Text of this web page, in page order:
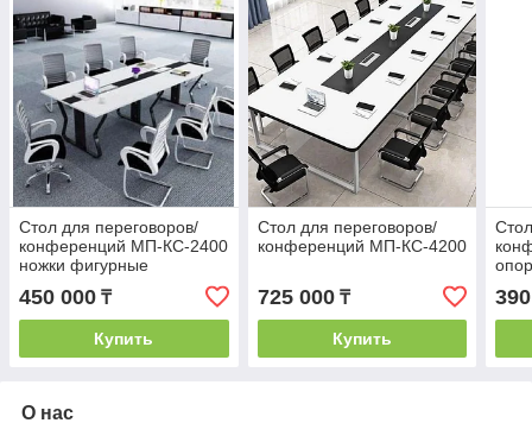
Стол для переговоров/
конференций МП-КС-2400
ножки фигурные
450 000 ₸
Купить
Стол для переговоров/
конференций МП-КС-4200
725 000₸
Купить
О нас